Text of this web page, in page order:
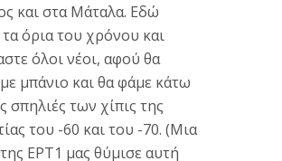
και στα Μάταλα. Εδώ
όρια του χρόνου και
όλοι νέοι, αφού θα
μπάνιο και θα φάμε κάτω
σπηλιές των χίπις της
του -60 και του -70. (Μια
ΕΡΤ1 μας θύμισε αυτή